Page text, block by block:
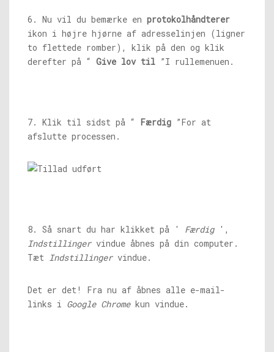
6. Nu vil du bemærke en protokolhåndterer
ikon i højre hjørne af adresselinjen (ligner
to flettede romber), klik på den og klik
derefter på “ Give lov til ”I rullemenuen.
7. Klik til sidst på “ Færdig ”For at
afslutte processen.
8. Så snart du har klikket på ' Færdig',
Indstillingervindue åbnes på din computer.
Tæt Indstillingervindue.
Det er det! Fra nu af åbnes alle e-mail-
links i Google Chromekun vindue.